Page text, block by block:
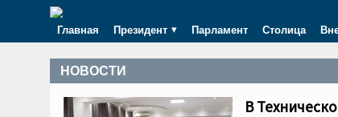
Главная Президент Парламент Столица
НОВОСТИ
В